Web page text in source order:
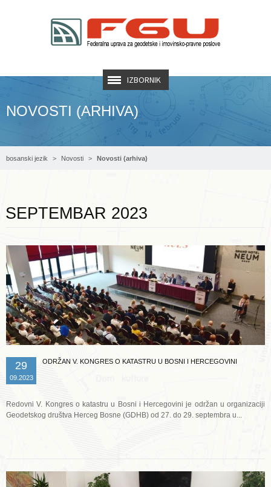
IZBORNIK
NOVOSTI (ARHIVA)
bosanski jezik Novosti Novosti (arhiva)
SEPTEMBAR 2023
29
09.2023
ODRŽAN V. KONGRES O KATASTRU U BOSNI I HERCEGOVINI
Redovni V. Kongres o katastru u Bosni i Hercegovini je održan u organizaciji
Geodetskog društva Herceg Bosne (GDHB) od 27. do 29. septembra u...